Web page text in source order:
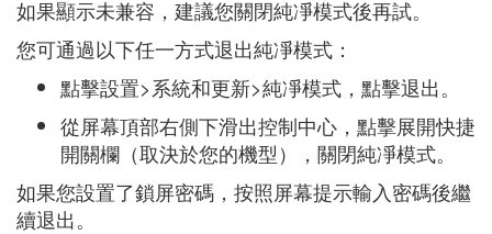
如果顯示未兼容，建議您關閉純凈模式後再試。
您可通過以下任一方式退出純凈模式：
點擊設置>系統和更新>純凈模式，點擊退出。
從屏幕頂部右側下滑出控制中心，點擊展開快捷
開關欄（取決於您的機型），關閉純凈模式。
如果您設置了鎖屏密碼，按照屏幕提示輸入密碼後繼
續退出。